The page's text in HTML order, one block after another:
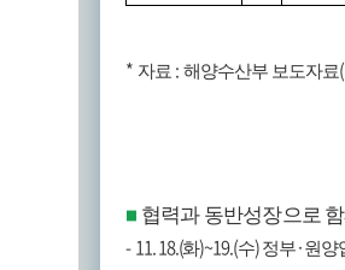
* 자료 : 해양수산부 보도자료
■ 협력과 동반성장으로
-11. 18.(화)~19.(수)정부·원양